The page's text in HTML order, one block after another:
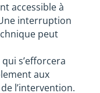
accessible à
interruption
peut
qui s’efforcera
aux
l’intervention.